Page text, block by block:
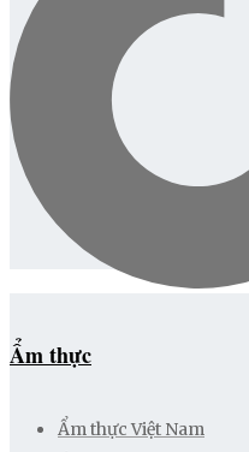
Ẩm thực
Ẩm thực Việt Nam